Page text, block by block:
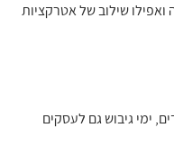
ואפילו שילוב של אטרקציות
ימי גיבוש גם לעסקים